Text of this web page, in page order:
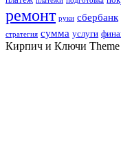
ремонт руки сбербанк
стратегия сумма услуги
Кирпич и Ключи